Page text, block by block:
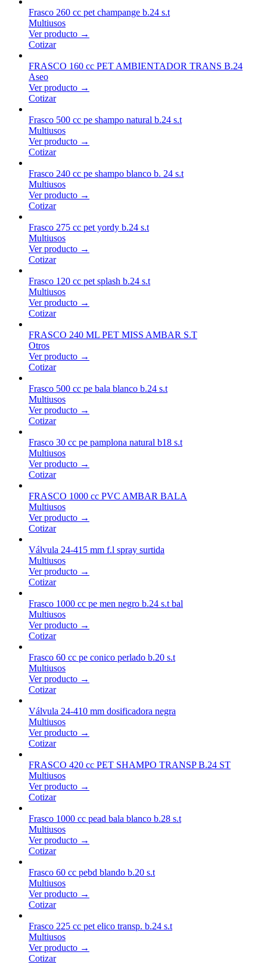
Frasco 260 cc pet champange b.24 s.t
Multiusos
Ver producto →
Cotizar
FRASCO 160 cc PET AMBIENTADOR TRANS B.24
Aseo
Ver producto →
Cotizar
Frasco 500 cc pe shampo natural b.24 s.t
Multiusos
Ver producto →
Cotizar
Frasco 240 cc pe shampo blanco b. 24 s.t
Multiusos
Ver producto →
Cotizar
Frasco 275 cc pet yordy b.24 s.t
Multiusos
Ver producto →
Cotizar
Frasco 120 cc pet splash b.24 s.t
Multiusos
Ver producto →
Cotizar
FRASCO 240 ML PET MISS AMBAR S.T
Otros
Ver producto →
Cotizar
Frasco 500 cc pe bala blanco b.24 s.t
Multiusos
Ver producto →
Cotizar
Frasco 30 cc pe pamplona natural b18 s.t
Multiusos
Ver producto →
Cotizar
FRASCO 1000 cc PVC AMBAR BALA
Multiusos
Ver producto →
Cotizar
Válvula 24-415 mm f.l spray surtida
Multiusos
Ver producto →
Cotizar
Frasco 1000 cc pe men negro b.24 s.t bal
Multiusos
Ver producto →
Cotizar
Frasco 60 cc pe conico perlado b.20 s.t
Multiusos
Ver producto →
Cotizar
Válvula 24-410 mm dosificadora negra
Multiusos
Ver producto →
Cotizar
FRASCO 420 cc PET SHAMPO TRANSP B.24 ST
Multiusos
Ver producto →
Cotizar
Frasco 1000 cc pead bala blanco b.28 s.t
Multiusos
Ver producto →
Cotizar
Frasco 60 cc pebd blando b.20 s.t
Multiusos
Ver producto →
Cotizar
Frasco 225 cc pet elico transp. b.24 s.t
Multiusos
Ver producto →
Cotizar